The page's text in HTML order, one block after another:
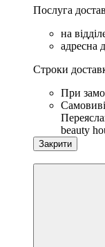
Послуга
на
адресна
Строки
При
beauty
Закрити